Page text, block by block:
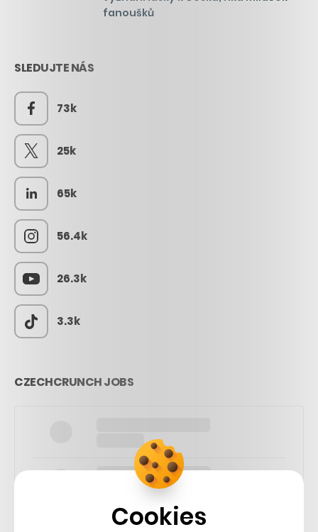
fanoušků
SLEDUJTE NÁS
73k
25k
65k
56.4k
26.3k
3.3k
CZECHCRUNCH JOBS
Cookies